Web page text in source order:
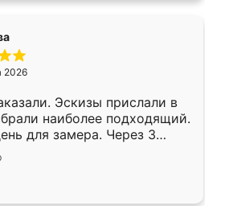
2026
Эскизы прислали в
наиболее подходящий.
для замера. Через 3
уже готова. Остались
Спасибо Ренессанс
работу!